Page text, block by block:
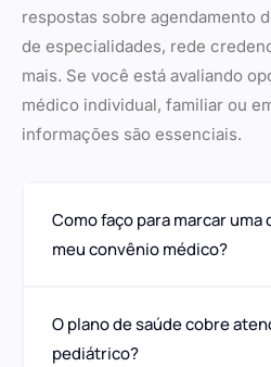
respostas sobre agendamento
de especialidades, rede
mais. Se você está avaliando
médico individual, familiar ou
informações são essenciais.
Como faço para marcar
meu convênio médico?
O plano de saúde cobre
pediátrico?